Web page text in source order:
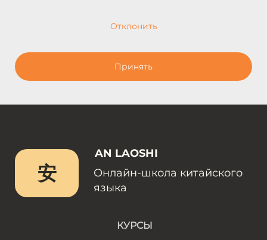
Отклонить
Принять
安
AN LAOSHI
Онлайн-школа китайского
языка
КУРСЫ